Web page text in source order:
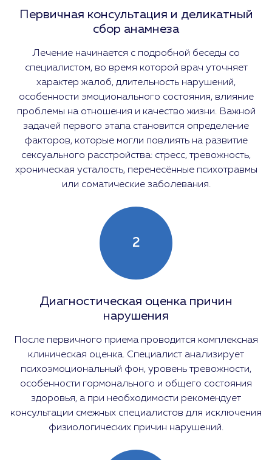
Первичная консультация и деликатный
сбор анамнеза
Лечение начинается с подробной беседы со
специалистом, во время которой врач уточняет
характер жалоб, длительность нарушений,
особенности эмоционального состояния, влияние
проблемы на отношения и качество жизни. Важной
задачей первого этапа становится определение
факторов, которые могли повлиять на развитие
сексуального расстройства: стресс, тревожность,
хроническая усталость, перенесённые психотравмы
или соматические заболевания.
2
Диагностическая оценка причин
нарушения
После первичного приема проводится комплексная
клиническая оценка. Специалист анализирует
психоэмоциональный фон, уровень тревожности,
особенности гормонального и общего состояния
здоровья, а при необходимости рекомендует
консультации смежных специалистов для исключения
физиологических причин нарушений.